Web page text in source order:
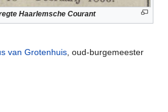
Haarlemsche Courant
van Grotenhuis, oud-burgemeester